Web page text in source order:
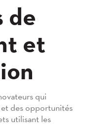
de
et
qui
des opportunités
utilisant les